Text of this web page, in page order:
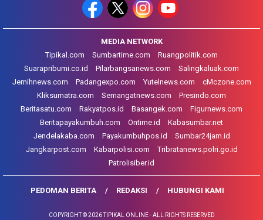
MEDIA NETWORK
Tipikal.com
Sumbartime.com
Ruangpolitik.com
Suarapribumi.co.id
Pilarbangsanews.com
Salingkaluak.com
Jernihnews.com
Padangexpo.com Yutelnews.com
cMczone.com
Kliksumatra.com
Semangatnews.com
Presindo.com
Beritasatu.com
Rakyatpos.id Basangek.com
Figurnews.com
Beritapayakumbuh.com
Ontime.id
Kabasumbar.net
Jendelakaba.com
Payakumbuhpos.id
Sumbar24jam.id
Jangkarpost.com
Kabarpolisi.com
Tribratanews.polri.go.id
Patrolisiber.id
PEDOMAN BERITA REDAKSI HUBUNGI KAMI
COPYRIGHT © 2026 TIPIKAL ONLINE - ALL RIGHTS RESERVED